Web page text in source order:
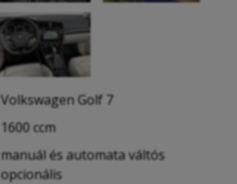
Volkswagen Golf 7
1600 ccm
manuál és automata váltós
opcionális